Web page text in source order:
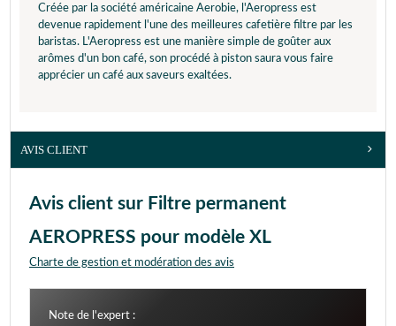
Créée par la société américaine Aerobie, l'Aeropress est
devenue rapidement l'une des meilleures cafetière filtre par les
baristas. L'Aeropress est une manière simple de goûter aux
arômes d'un bon café, son procédé à piston saura vous faire
apprécier un café aux saveurs exaltées.
AVIS CLIENT
Avis client sur Filtre permanent
AEROPRESS pour modèle XL
Charte de gestion et modération des avis
Note de l'expert :